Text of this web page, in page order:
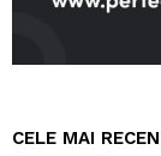
CELE MAI